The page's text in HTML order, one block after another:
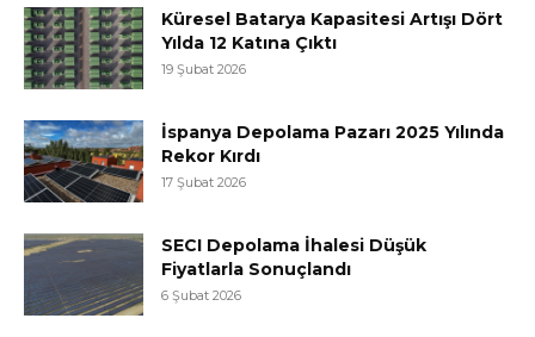
Küresel Batarya Kapasitesi Artışı Dört
Yılda 12 Katına Çıktı
19 Şubat 2026
İspanya Depolama Pazarı 2025 Yılında
Rekor Kırdı
17 Şubat 2026
SECI Depolama İhalesi Düşük
Fiyatlarla Sonuçlandı
6 Şubat 2026